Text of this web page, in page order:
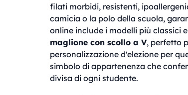
filati morbidi, resistenti,
camicia o la polo della scuola,
online include i modelli più classici
maglione con scollo a V, perfetto
personalizzazione d'elezione per
simbolo di appartenenza che
divisa di ogni studente.